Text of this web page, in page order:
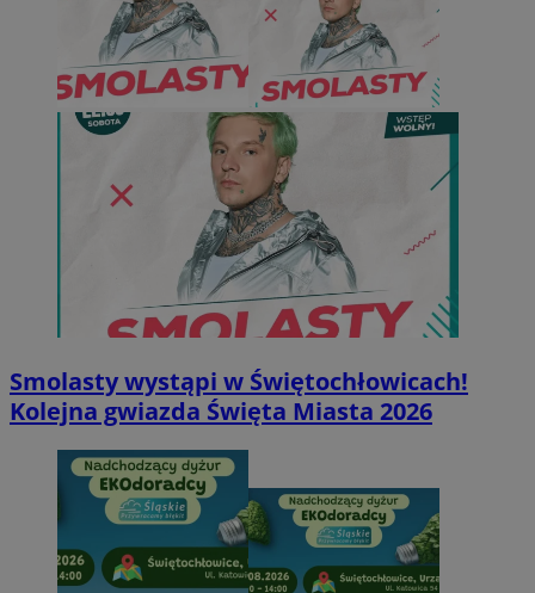
Smolasty wystąpi w Świętochłowicach!
Kolejna gwiazda Święta Miasta 2026